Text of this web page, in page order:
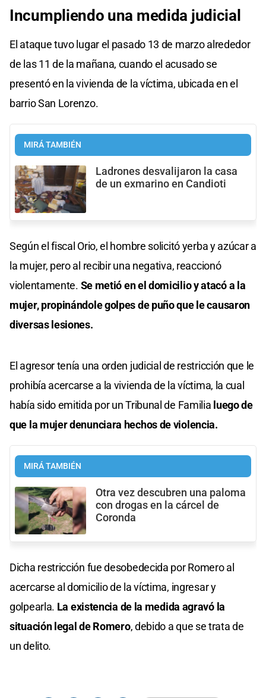
Incumpliendo una medida judicial
El ataque tuvo lugar el pasado 13 de marzo alrededor
de las 11 de la mañana, cuando el acusado se
presentó en la vivienda de la víctima, ubicada en el
barrio San Lorenzo.
MIRÁ TAMBIÉN
Ladrones desvalijaron la casa
de un exmarino en Candioti
Según el fiscal Orio, el hombre solicitó yerba y azúcar a
la mujer, pero al recibir una negativa, reaccionó
violentamente. Se metió en el domicilio y atacó a la
mujer, propinándole golpes de puño que le causaron
diversas lesiones.
El agresor tenía una orden judicial de restricción que le
prohibía acercarse a la vivienda de la víctima, la cual
había sido emitida por un Tribunal de Familia luego de
que la mujer denunciara hechos de violencia.
MIRÁ TAMBIÉN
Otra vez descubren una paloma
con drogas en la cárcel de
Coronda
Dicha restricción fue desobedecida por Romero al
acercarse al domicilio de la víctima, ingresar y
golpearla. La existencia de la medida agravó la
situación legal de Romero, debido a que se trata de
un delito.